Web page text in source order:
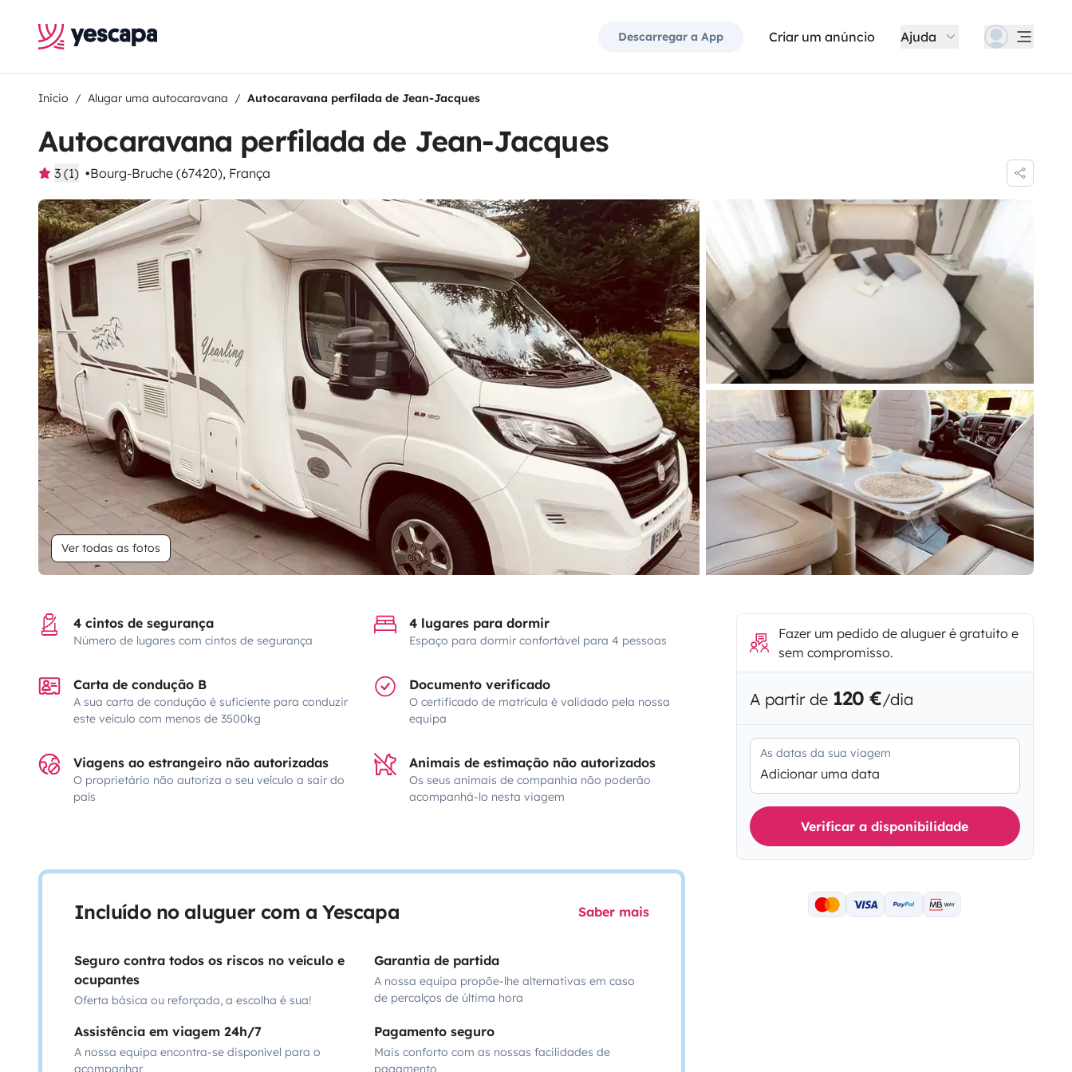
Descarregar a App Criar um anúncio Ajuda
Inicio Alugar uma autocaravana Autocaravana perfilada de Jean-Jacques
Autocaravana perfilada de Jean-Jacques
3 (1) Bourg-Bruche (67420), França
Ver todas as fotos
4 cintos de segurança
Número de lugares com cintos de segurança
4 lugares para dormir
Espaço para dormir confortável para 4 pessoas
Carta de condução B
A sua carta de condução é suficiente para conduzir
este veículo com menos de 3500kg
Documento verificado
O certificado de matrícula é validado pela nossa
equipa
Viagens ao estrangeiro não autorizadas
O proprietário não autoriza o seu veículo a sair do
país
Animais de estimação não autorizados
Os seus animais de companhia não poderão
acompanhá-lo nesta viagem
Incluído no aluguer com a Yescapa Saber mais
Seguro contra todos os riscos no veículo e
ocupantes
Oferta básica ou reforçada, a escolha é sua!
Garantia de partida
A nossa equipa propõe-lhe alternativas em caso
de percalços de última hora
Assistência em viagem 24h/7
A nossa equipa encontra-se disponível para o
acompanhar
Pagamento seguro
Mais conforto com as nossas facilidades de
pagamento
Fazer um pedido de aluguer é gratuito e
sem compromisso.
A partir de 120 €/dia
As datas da sua viagem
Adicionar uma data
Verificar a disponibilidade